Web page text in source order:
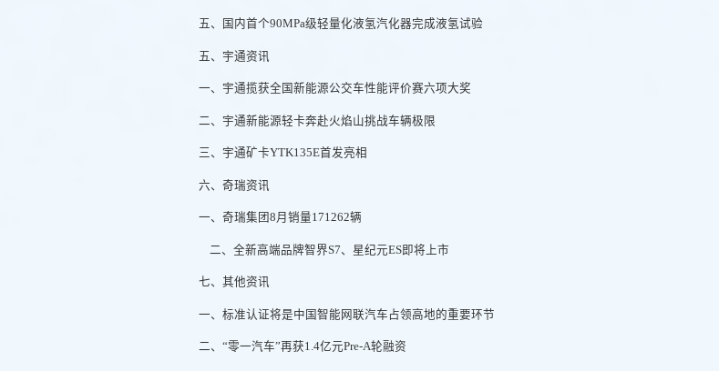
五、国内首个90MPa级轻量化液氢汽化器完成液氢试验
五、宇通资讯
一、宇通揽获全国新能源公交车性能评价赛六项大奖
二、宇通新能源轻卡奔赴火焰山挑战车辆极限
三、宇通矿卡YTK135E首发亮相
六、奇瑞资讯
一、奇瑞集团8月销量171262辆
二、全新高端品牌智界S7、星纪元ES即将上市
七、其他资讯
一、标准认证将是中国智能网联汽车占领高地的重要环节
二、“零一汽车”再获1.4亿元Pre-A轮融资